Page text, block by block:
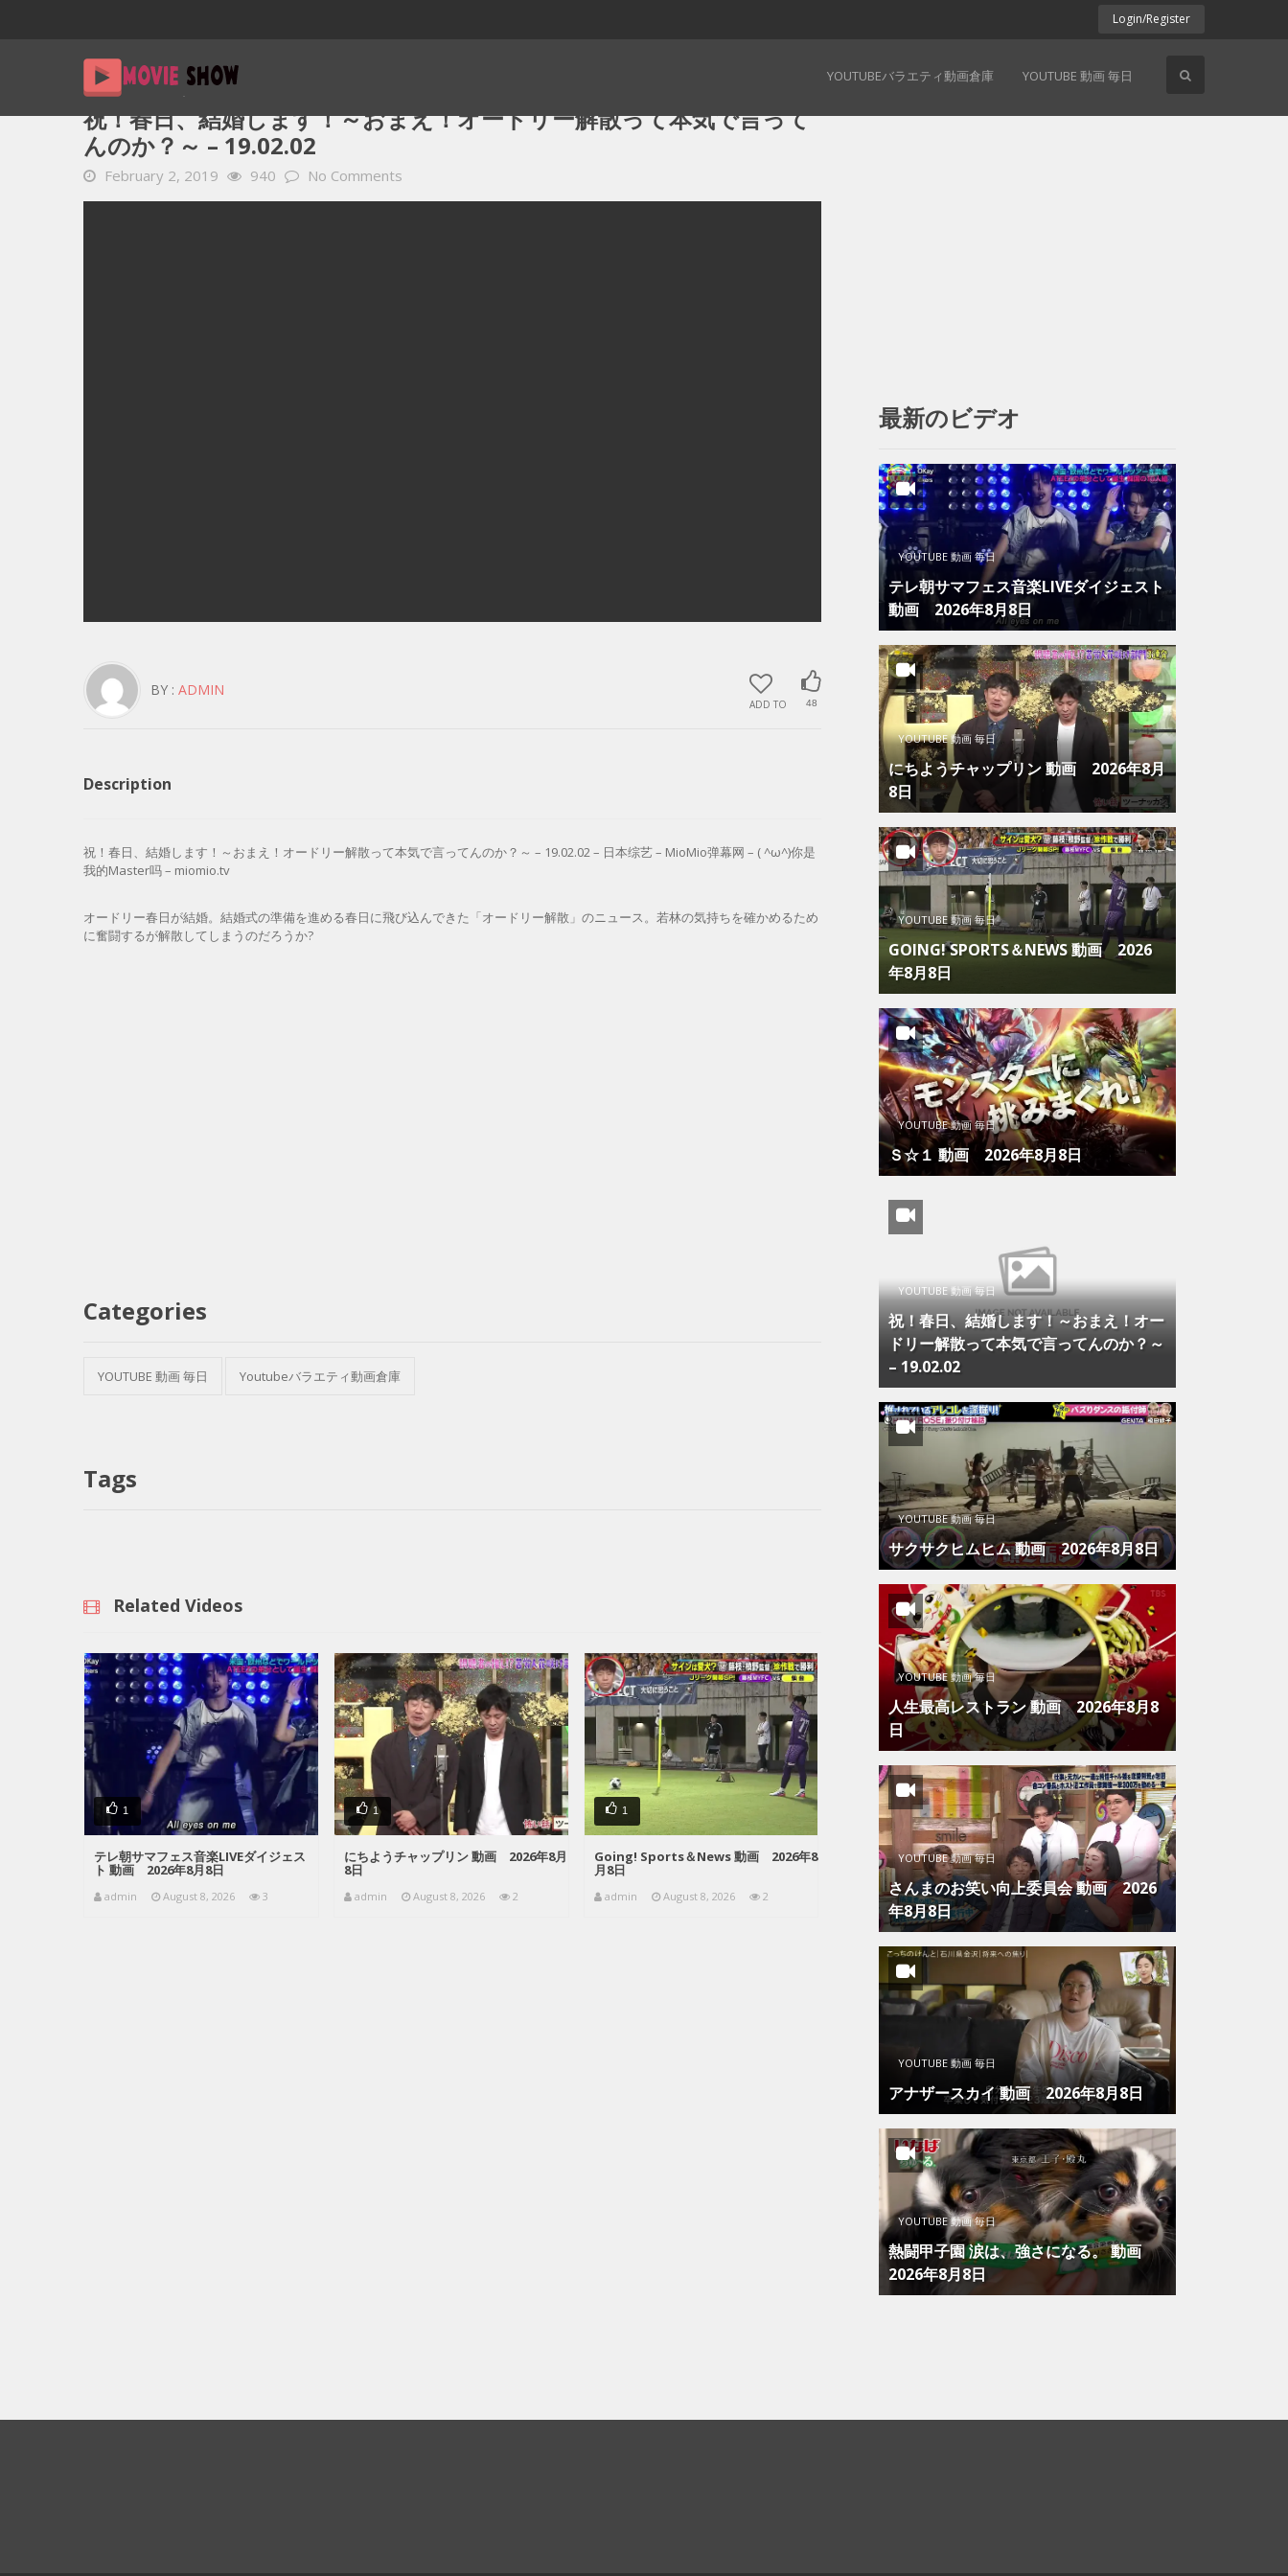
Login/Register
YOUTUBEバラエティ動画倉庫 YOUTUBE 動画 毎日
Home
祝！春日、結婚します！～おまえ！オードリー解散って本気で言って
んのか？～ – 19.02.02
February 2, 2019 940 No Comments
ADD TO 48
BY : ADMIN
Description
祝！春日、結婚します！～おまえ！オードリー解散って本気で言ってんのか？～ – 19.02.02 – 日本综艺 – MioMio弹幕网 – ( ^ω^)你是
我的Master吗 – miomio.tv
オードリー春日が結婚。結婚式の準備を進める春日に飛び込んできた「オードリー解散」のニュース。若林の気持ちを確かめるため
に奮闘するが解散してしまうのだろうか?
Categories
YOUTUBE 動画 毎日 Youtubeバラエティ動画倉庫
Tags
Related Videos
1
テレ朝サマフェス音楽LIVEダイジェス
ト 動画 2026年8月8日
admin August 8, 2026 3
1
にちようチャップリン 動画 2026年8月
8日
admin August 8, 2026 2
1
Going! Sports＆News 動画 2026年8
月8日
admin August 8, 2026 2
最新のビデオ
YOUTUBE 動画 毎日
テレ朝サマフェス音楽LIVEダイジェスト
動画 2026年8月8日
YOUTUBE 動画 毎日
にちようチャップリン 動画 2026年8月
8日
YOUTUBE 動画 毎日
GOING! SPORTS＆NEWS 動画 2026
年8月8日
YOUTUBE 動画 毎日
Ｓ☆１ 動画 2026年8月8日
YOUTUBE 動画 毎日
祝！春日、結婚します！～おまえ！オー
ドリー解散って本気で言ってんのか？～
– 19.02.02
YOUTUBE 動画 毎日
サクサクヒムヒム 動画 2026年8月8日
YOUTUBE 動画 毎日
人生最高レストラン 動画 2026年8月8
日
YOUTUBE 動画 毎日
さんまのお笑い向上委員会 動画 2026
年8月8日
YOUTUBE 動画 毎日
アナザースカイ 動画 2026年8月8日
YOUTUBE 動画 毎日
熱闘甲子園 涙は、強さになる。 動画
2026年8月8日